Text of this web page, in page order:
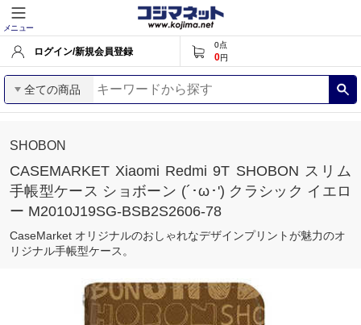
メニュー
ログイン/新規会員登録
0点
0円
全ての商品
SHOBON
CASEMARKET Xiaomi Redmi 9T SHOBON スリム
手帳型ケース ショボーン (´･ω･') クラシック イエロ
ー M2010J19SG-BSB2S2606-78
CaseMarket オリジナルのおしゃれなデザインプリントが魅力のオ
リジナル手帳型ケース。